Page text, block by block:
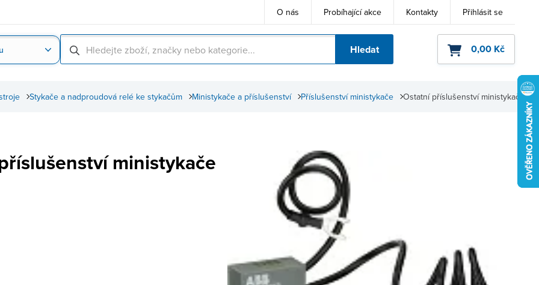
O nás Probíhající akce Kontakty Přihlásit se
Hledat 0,00 Kč
Ostatní příslušenství ministykače
Příslušenství ministykače
Ministykače a příslušenství
Stykače a nadproudová relé ke stykačům
ministykače